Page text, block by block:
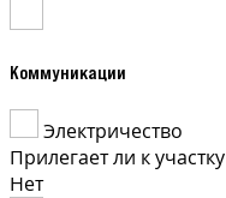
Коммуникации
Электричество
Прилегает ли к участку
Нет